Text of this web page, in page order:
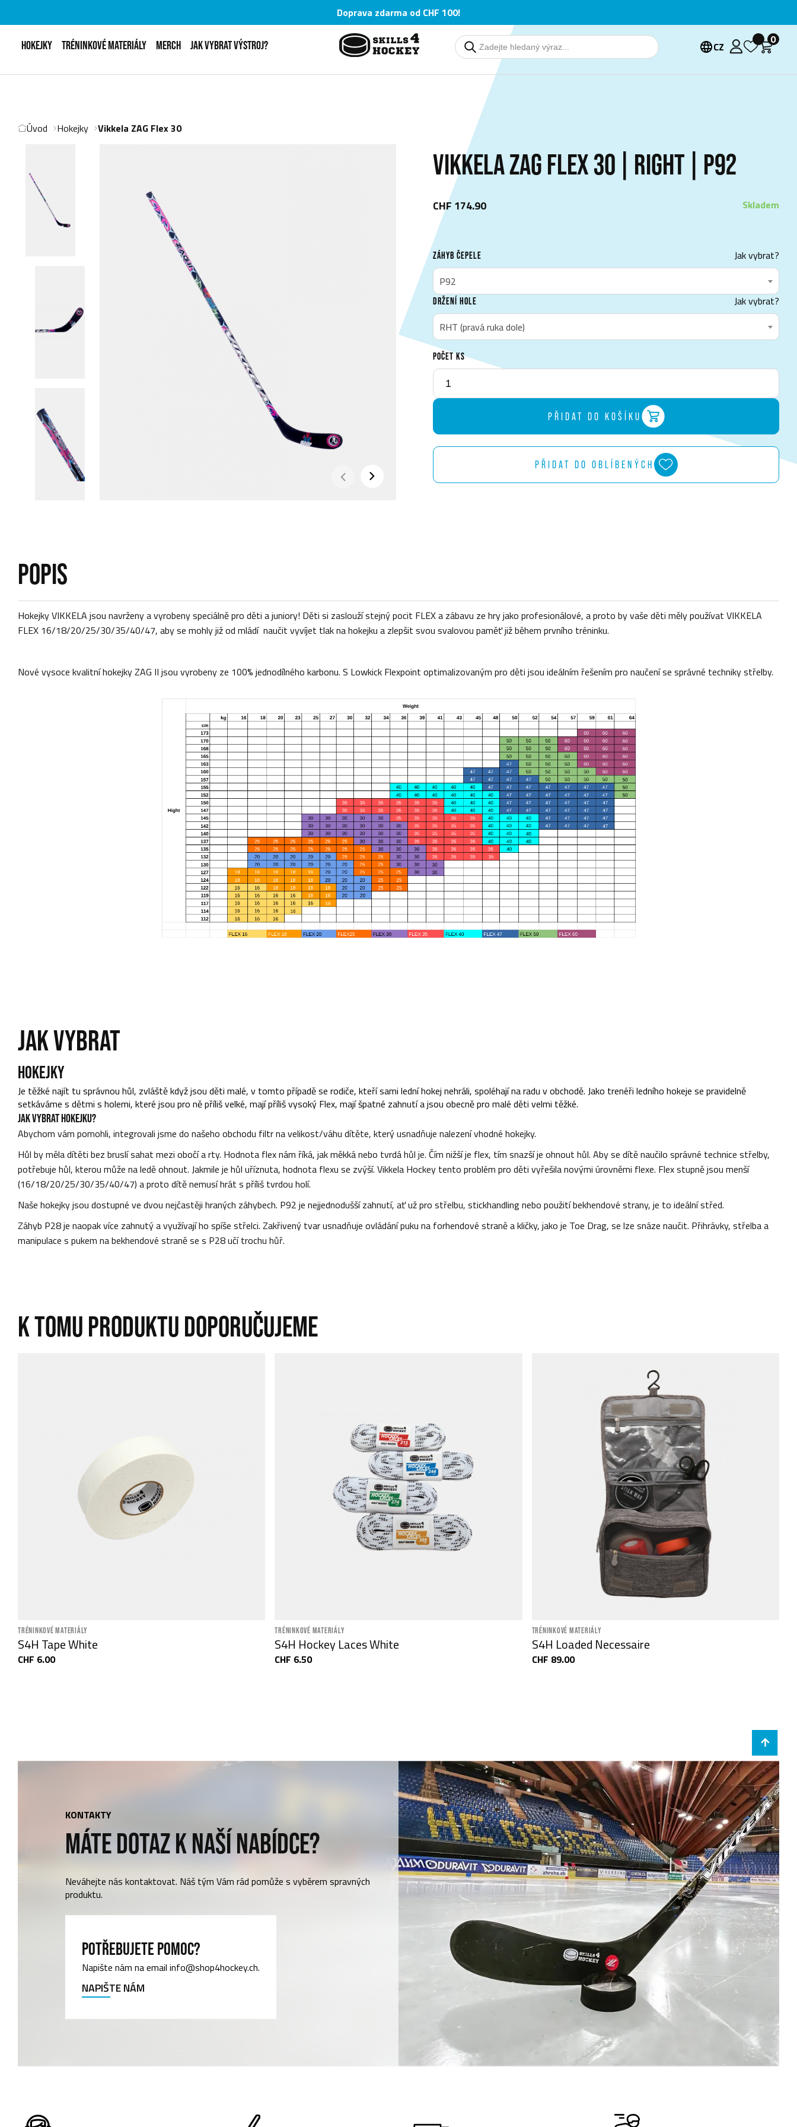
Doprava zdarma od CHF 100!
HOKEJKY TRÉNINKOVÉ MATERIÁLY MERCH JAK VYBRAT VÝSTROJ? CZ
0
Úvod Hokejky Vikkela ZAG Flex 30
VIKKELA ZAG FLEX 30 | RIGHT | P92
CHF 174.90 Skladem
ZÁHYB ČEPELE
Jak vybrat?
P92
DRŽENÍ HOLE
Jak vybrat?
RHT (pravá ruka dole)
POČET KS
PŘIDAT DO KOŠÍKU
PŘIDAT DO OBLÍBENÝCH
POPIS
Hokejky VIKKELA jsou navrženy a vyrobeny speciálně pro děti a juniory! Děti si zaslouží stejný pocit FLEX a zábavu ze hry jako profesionálové, a proto by vaše děti měly používat VIKKELA
FLEX 16/18/20/25/30/35/40/47, aby se mohly již od mládí naučit vyvíjet tlak na hokejku a zlepšit svou svalovou paměť již během prvního tréninku.
Nové vysoce kvalitní hokejky ZAG II jsou vyrobeny ze 100% jednodílného karbonu. S Lowkick Flexpoint optimalizovaným pro děti jsou ideálním řešením pro naučení se správné techniky střelby.
JAK VYBRAT
HOKEJKY
Je těžké najít tu správnou hůl, zvláště když jsou děti malé, v tomto případě se rodiče, kteří sami lední hokej nehráli, spoléhají na radu v obchodě. Jako trenéři ledního hokeje se pravidelně
setkáváme s dětmi s holemi, které jsou pro ně příliš velké, mají příliš vysoký Flex, mají špatné zahnutí a jsou obecně pro malé děti velmi těžké.
JAK VYBRAT HOKEJKU?
Abychom vám pomohli, integrovali jsme do našeho obchodu filtr na velikost/váhu dítěte, který usnadňuje nalezení vhodné hokejky.
Hůl by měla dítěti bez bruslí sahat mezi obočí a rty. Hodnota flex nám říká, jak měkká nebo tvrdá hůl je. Čím nižší je flex, tím snazší je ohnout hůl. Aby se dítě naučilo správné technice střelby,
potřebuje hůl, kterou může na ledě ohnout. Jakmile je hůl uříznuta, hodnota flexu se zvýší. Vikkela Hockey tento problém pro děti vyřešila novými úrovněmi flexe. Flex stupně jsou menší
(16/18/20/25/30/35/40/47) a proto dítě nemusí hrát s příliš tvrdou holí.
Naše hokejky jsou dostupné ve dvou nejčastěji hraných záhybech. P92 je nejjednodušší zahnutí, ať už pro střelbu, stickhandling nebo použití bekhendové strany, je to ideální střed.
Záhyb P28 je naopak více zahnutý a využívají ho spíše střelci. Zakřivený tvar usnadňuje ovládání puku na forhendové straně a kličky, jako je Toe Drag, se lze snáze naučit. Přihrávky, střelba a
manipulace s pukem na bekhendové straně se s P28 učí trochu hůř.
K TOMU PRODUKTU DOPORUČUJEME
TRÉNINKOVÉ MATERIÁLY
S4H Tape White
CHF 6.00
TRÉNINKOVÉ MATERIÁLY
S4H Hockey Laces White
CHF 6.50
TRÉNINKOVÉ MATERIÁLY
S4H Loaded Necessaire
CHF 89.00
KONTAKTY
MÁTE DOTAZ K NAŠÍ NABÍDCE?
Neváhejte nás kontaktovat. Náš tým Vám rád pomůže s vyběrem spravných
produktu.
POTŘEBUJETE POMOC?
Napište nám na email info@shop4hockey.ch.
NAPIŠTE NÁM